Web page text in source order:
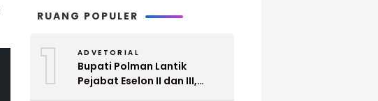
RUANG POPULER
1 ADVETORIAL
Bupati Polman Lantik
Pejabat Eselon II dan III,